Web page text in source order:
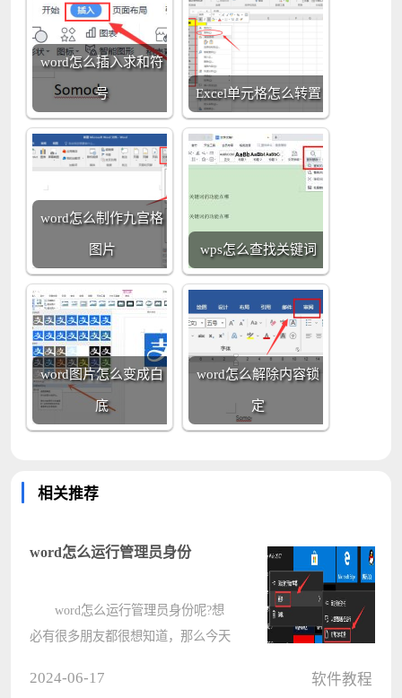
word怎么插入求和符
号 Excel单元格怎么转置
word怎么制作九宫格
图片 wps怎么查找关键词
word图片怎么变成白
底
word怎么解除内容锁
定
相关推荐
word怎么运行管理员身份
word怎么运行管理员身份呢?想
必有很多朋友都很想知道，那么今天
2024-06-17 软件教程